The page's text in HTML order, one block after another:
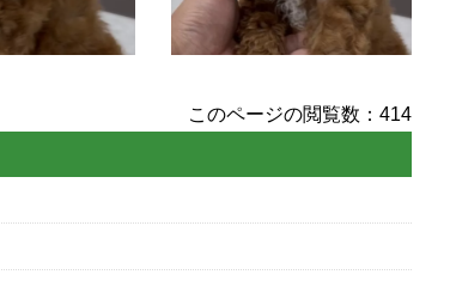
このページの閲覧数：414